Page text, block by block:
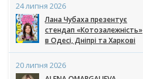
24 липня 2026
Лана Чубаха презентує
стендап «Котозалежність»
в Одесі, Дніпрі та Харкові
20 липня 2026